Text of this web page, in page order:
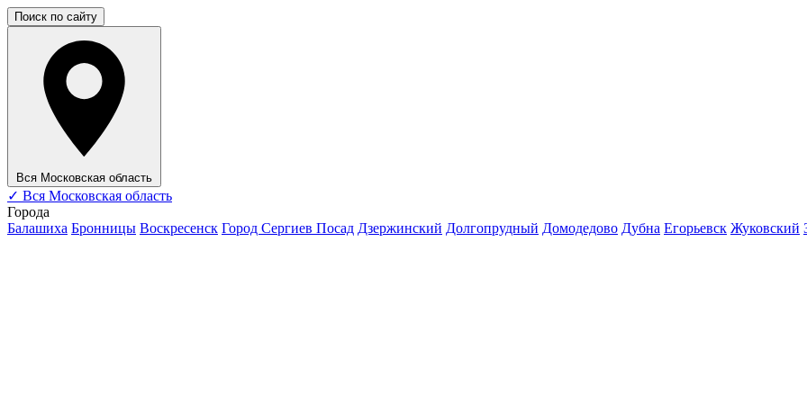
Поиск по сайту
Вся Московская область
✓ Вся Московская область
Города
Балашиха Бронницы Воскресенск Город Сергиев Посад Дзержинский Долгопрудный Домодедово Дубна Егорьевск Жуковский